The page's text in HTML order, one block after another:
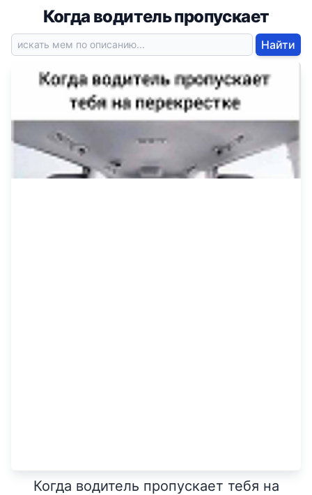
Когда водитель пропускает
Найти
Когда водитель пропускает тебя на